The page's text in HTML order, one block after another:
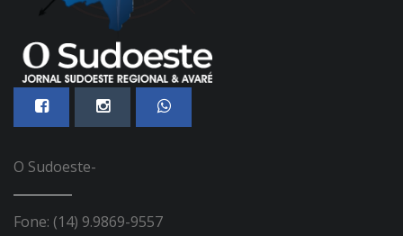
O Sudoeste-
Fone: (14) 9.9869-9557